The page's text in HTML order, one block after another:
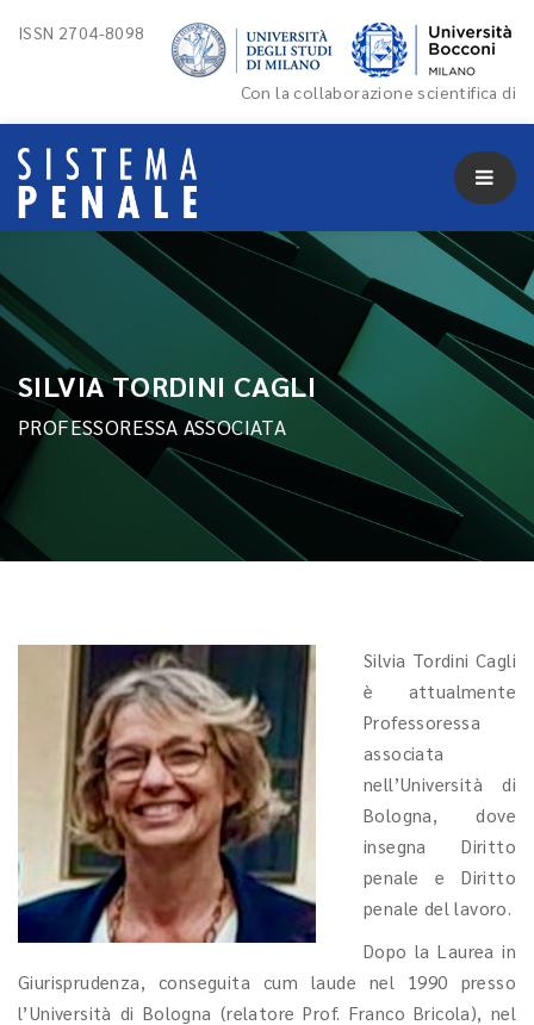
ISSN 2704-8098
Con la collaborazione scientifica di
SILVIA TORDINI CAGLI
PROFESSORESSA ASSOCIATA
Silvia Tordini Cagli
è attualmente
Professoressa
associata
nell’Università di
Bologna, dove
insegna Diritto
penale e Diritto
penale del lavoro.
Dopo la Laurea in
Giurisprudenza, conseguita cum laude nel 1990 presso
l’Università di Bologna (relatore Prof. Franco Bricola), nel